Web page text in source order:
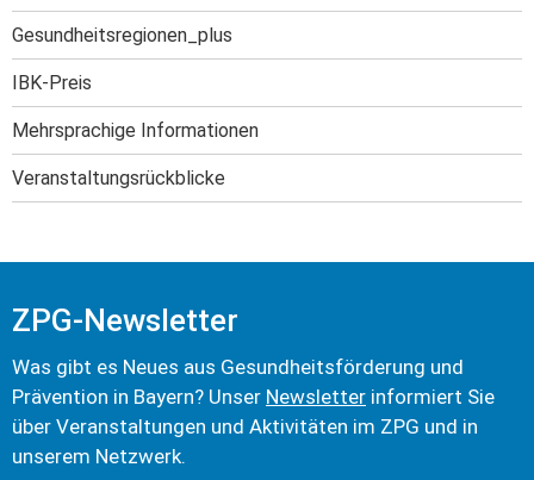
Gesundheitsregionen_plus
IBK-Preis
Mehrsprachige Informationen
Veranstaltungs­rückblicke
ZPG-Newsletter
Was gibt es Neues aus Gesundheits­förderung und
Prävention in Bayern? Unser Newsletter informiert Sie
über Veranstaltungen und Aktivitäten im ZPG und in
unserem Netzwerk.